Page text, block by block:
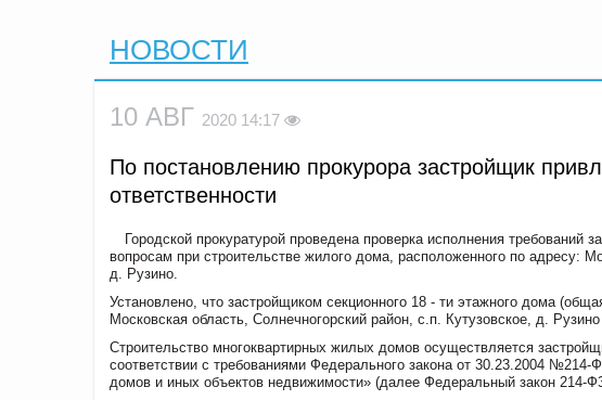
НОВОСТИ
10 АВГ 2020 14:17
По постановлению прокурора застройщик
ответственности
Городской прокуратурой проведена проверка исполнения требований
вопросам при строительстве жилого дома, расположенного по адресу:
д. Рузино.
Установлено, что застройщиком секционного 18 - ти этажного дома
Московская область, Солнечногорский район, с.п. Кутузовское, д.
Строительство многоквартирных жилых домов осуществляется
соответствии с требованиями Федерального закона от 30.23.2004
домов и иных объектов недвижимости» (далее Федеральный закон 214-